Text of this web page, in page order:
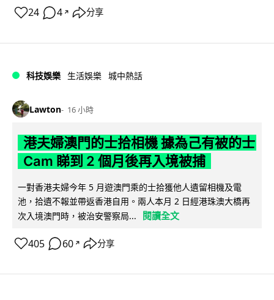
24 4 ↗ 分享
科技娛樂 生活娛樂 城中熱話
Lawton 16 小時
港夫婦澳門的士拾相機 據為己有被的士
Cam 睇到 2 個月後再入境被捕
一對香港夫婦今年 5 月遊澳門乘的士拾獲他人遺留相機及電
池，拾遺不報並帶返香港自用。兩人本月 2 日經港珠澳大橋再
次入境澳門時，被治安警察局...
閱讀全文
405 60 ↗ 分享